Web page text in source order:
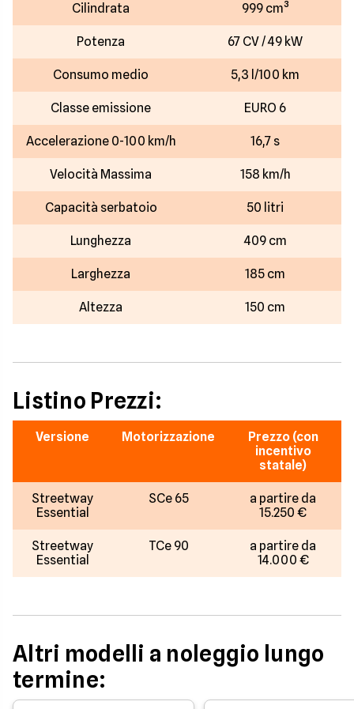
Cilindrata 999 cm³
Potenza 67 CV / 49 kW
Consumo medio 5,3 l/100 km
Classe emissione EURO 6
Accelerazione 0-100 km/h 16,7 s
Velocità Massima 158 km/h
Capacità serbatoio 50 litri
Lunghezza 409 cm
Larghezza 185 cm
Altezza 150 cm
Listino Prezzi:
Versione Motorizzazione
Prezzo (con
incentivo
statale)
Streetway
Essential
SCe 65
a partire da
15.250 €
Streetway
Essential
TCe 90
a partire da
14.000 €
Altri modelli a noleggio lungo
termine: